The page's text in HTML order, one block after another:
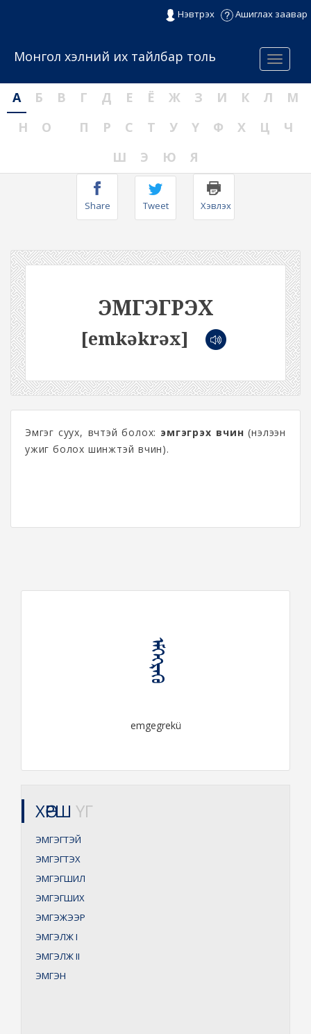
Нэвтрэх Ашиглах заавар
Menu
Монгол хэлний их тайлбар толь
А Б В Г Д Е Ё Ж З И К Л
М
Н
О П Р С Т У Ү Ф Х Ц
Ч
Ш
Э Ю Я
Share Tweet Хэвлэх
ЭМГЭГРЭХ
[emkəkrəx]
Эмгэг суух, өвчтэй болох: эмгэгрэх өвчин (нэлээн
ужиг болох шинжтэй өвчин).
ᠡᠮᠭᠡᠭᠷᠡᠬᠦ
emgegrekü
ХӨРШ ҮГ
ЭМГЭГТЭЙ
ЭМГЭГТЭХ
ЭМГЭГШИЛ
ЭМГЭГШИХ
ЭМГЭЖЭЭР
ЭМГЭЛЖI
ЭМГЭЛЖII
ЭМГЭН